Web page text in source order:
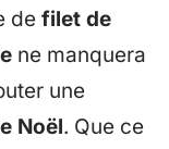
de filet de
ne manquera
une
Noël. Que ce